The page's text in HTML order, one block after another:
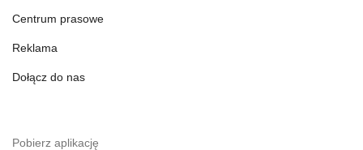
Centrum prasowe
Reklama
Dołącz do nas
Pobierz aplikację